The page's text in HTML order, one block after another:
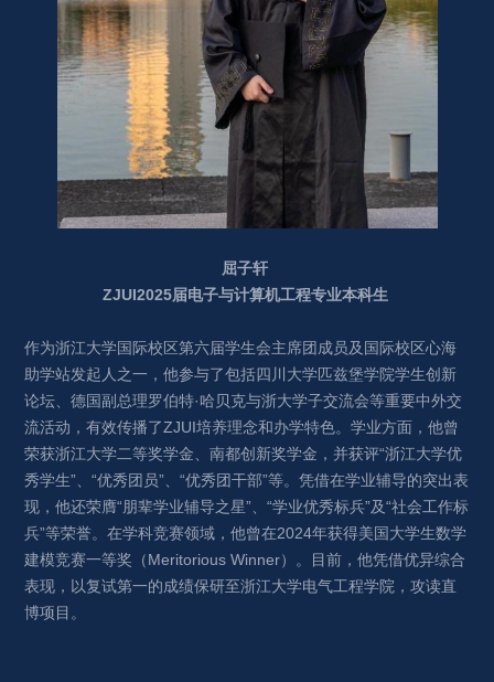
屈子轩
ZJUI2025届电子与计算机工程专业本科生
作为浙江大学国际校区第六届学生会主席团成员及国际校区心海
助学站发起人之一，他参与了包括四川大学匹兹堡学院学生创新
论坛、德国副总理罗伯特·哈贝克与浙大学子交流会等重要中外交
流活动，有效传播了ZJUI培养理念和办学特色。学业方面，他曾
荣获浙江大学二等奖学金、南都创新奖学金，并获评“浙江大学优
秀学生”、“优秀团员”、“优秀团干部”等。凭借在学业辅导的突出表
现，他还荣膺“朋辈学业辅导之星”、“学业优秀标兵”及“社会工作标
兵”等荣誉。在学科竞赛领域，他曾在2024年获得美国大学生数学
建模竞赛一等奖（Meritorious Winner）。目前，他凭借优异综合
表现，以复试第一的成绩保研至浙江大学电气工程学院，攻读直
博项目。